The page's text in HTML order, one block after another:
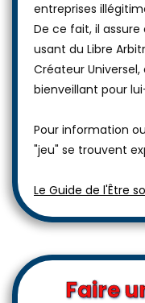
entreprises
De ce fait, il
usant du Libre
Créateur
bienveillant pour
Pour information
"jeu" se trouvent
Le Guide de l'Être
Faire